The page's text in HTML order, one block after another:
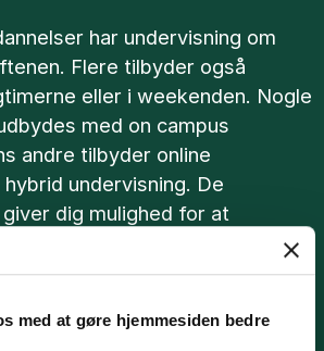
med at gøre hjemmesiden bedre
har undervisning om
Flere tilbyder også
eller i weekenden. Nogle
med on campus
andre tilbyder online
undervisning. De
dig mulighed for at
så den passer ind i din